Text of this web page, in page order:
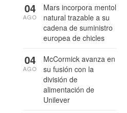
Mars incorpora mentol
natural trazable a su
cadena de suministro
europea de chicles
04
AGO
McCormick avanza en
su fusión con la
división de
alimentación de
Unilever
04
AGO